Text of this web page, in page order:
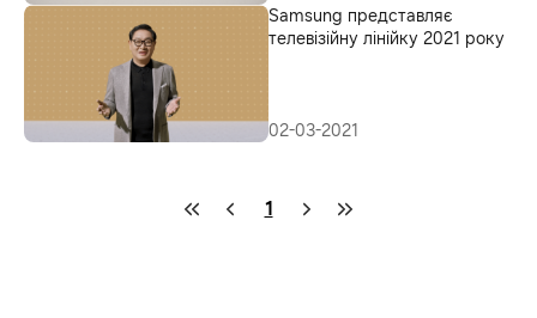
Samsung представляє
телевізійну лінійку 2021 року
02-03-2021
1